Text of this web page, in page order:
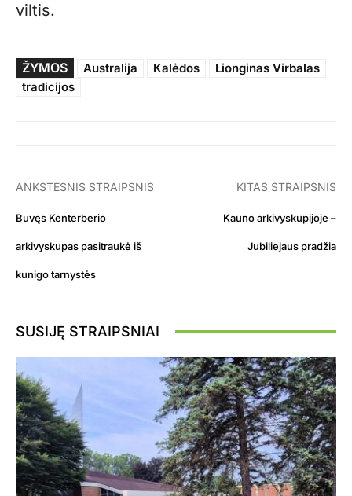
viltis.
ŽYMOS Australija Kalėdos
Lionginas Virbalas
tradicijos
ANKSTESNIS STRAIPSNIS
Buvęs Kenterberio
arkivyskupas pasitraukė iš
kunigo tarnystės
KITAS STRAIPSNIS
Kauno arkivyskupijoje –
Jubiliejaus pradžia
SUSIJĘ STRAIPSNIAI